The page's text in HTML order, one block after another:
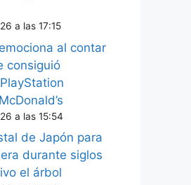
a las 17:15
al contar
consiguió
a las 15:54
de Japón para
durante siglos
el árbol